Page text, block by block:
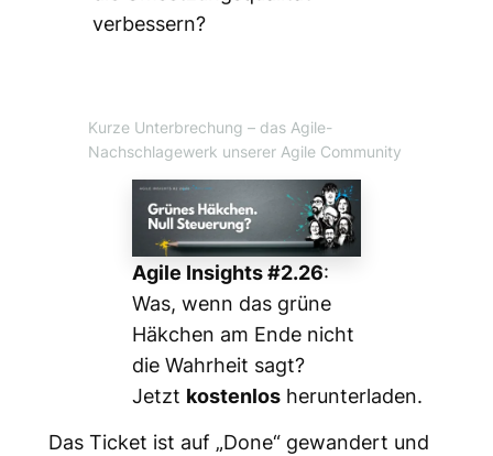
verbessern?
Kurze Unterbrechung – das Agile-
Nachschlagewerk unserer Agile Community
Agile Insights #2.26:
Was, wenn das grüne
Häkchen am Ende nicht
die Wahrheit sagt?
Jetzt kostenlosherunterladen.
Das Ticket ist auf „Done“ gewandert und